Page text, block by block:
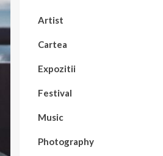
Artist
Cartea
Expozitii
Festival
Music
Photography